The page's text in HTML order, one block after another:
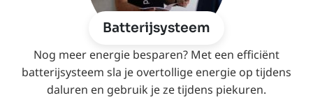
Batterijsysteem
Nog meer energie besparen? Met een efficiënt
batterijsysteem sla je overtollige energie op tijdens
daluren en gebruik je ze tijdens piekuren.